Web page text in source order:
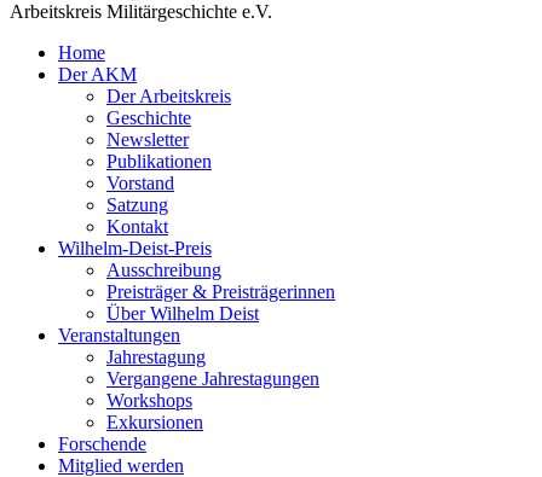
Arbeitskreis Militärgeschichte e.V.
Home
Der AKM
Der Arbeitskreis
Geschichte
Newsletter
Publikationen
Vorstand
Satzung
Kontakt
Wilhelm-Deist-Preis
Ausschreibung
Preisträger & Preisträgerinnen
Über Wilhelm Deist
Veranstaltungen
Jahrestagung
Vergangene Jahrestagungen
Workshops
Exkursionen
Forschende
Mitglied werden